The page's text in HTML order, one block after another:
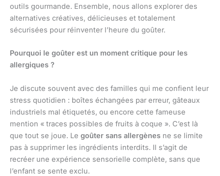
outils gourmande. Ensemble, nous allons explorer des
alternatives créatives, délicieuses et totalement
sécurisées pour réinventer l’heure du goûter.
Pourquoi le goûter est un moment critique pour les
allergiques ?
Je discute souvent avec des familles qui me confient leur
stress quotidien : boîtes échangées par erreur, gâteaux
industriels mal étiquetés, ou encore cette fameuse
mention « traces possibles de fruits à coque ». C’est là
que tout se joue. Le goûter sans allergènes ne se limite
pas à supprimer les ingrédients interdits. Il s’agit de
recréer une expérience sensorielle complète, sans que
l’enfant se sente exclu.